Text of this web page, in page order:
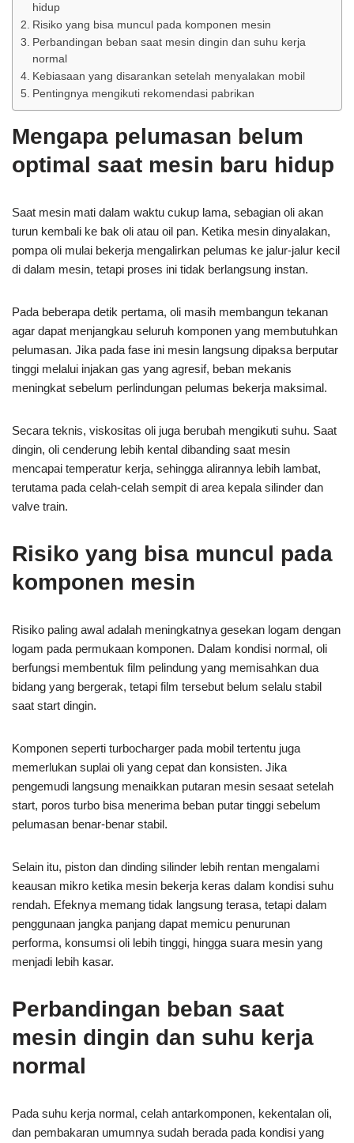
hidup
Risiko yang bisa muncul pada komponen mesin
Perbandingan beban saat mesin dingin dan suhu kerja
normal
Kebiasaan yang disarankan setelah menyalakan mobil
Pentingnya mengikuti rekomendasi pabrikan
Mengapa pelumasan belum
optimal saat mesin baru hidup
Saat mesin mati dalam waktu cukup lama, sebagian oli akan
turun kembali ke bak oli atau oil pan. Ketika mesin dinyalakan,
pompa oli mulai bekerja mengalirkan pelumas ke jalur-jalur kecil
di dalam mesin, tetapi proses ini tidak berlangsung instan.
Pada beberapa detik pertama, oli masih membangun tekanan
agar dapat menjangkau seluruh komponen yang membutuhkan
pelumasan. Jika pada fase ini mesin langsung dipaksa berputar
tinggi melalui injakan gas yang agresif, beban mekanis
meningkat sebelum perlindungan pelumas bekerja maksimal.
Secara teknis, viskositas oli juga berubah mengikuti suhu. Saat
dingin, oli cenderung lebih kental dibanding saat mesin
mencapai temperatur kerja, sehingga alirannya lebih lambat,
terutama pada celah-celah sempit di area kepala silinder dan
valve train.
Risiko yang bisa muncul pada
komponen mesin
Risiko paling awal adalah meningkatnya gesekan logam dengan
logam pada permukaan komponen. Dalam kondisi normal, oli
berfungsi membentuk film pelindung yang memisahkan dua
bidang yang bergerak, tetapi film tersebut belum selalu stabil
saat start dingin.
Komponen seperti turbocharger pada mobil tertentu juga
memerlukan suplai oli yang cepat dan konsisten. Jika
pengemudi langsung menaikkan putaran mesin sesaat setelah
start, poros turbo bisa menerima beban putar tinggi sebelum
pelumasan benar-benar stabil.
Selain itu, piston dan dinding silinder lebih rentan mengalami
keausan mikro ketika mesin bekerja keras dalam kondisi suhu
rendah. Efeknya memang tidak langsung terasa, tetapi dalam
penggunaan jangka panjang dapat memicu penurunan
performa, konsumsi oli lebih tinggi, hingga suara mesin yang
menjadi lebih kasar.
Perbandingan beban saat
mesin dingin dan suhu kerja
normal
Pada suhu kerja normal, celah antarkomponen, kekentalan oli,
dan pembakaran umumnya sudah berada pada kondisi yang